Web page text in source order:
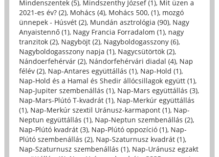
Mindenszentek (5), Mindszenthy József (1), Mit üzen a
2021-es év? (2), Mohács (4), Mohács 500, (1), mozgó
ünnepek - Húsvét (2), Mundán asztrológia (90), Nagy
Anyaistennő (1), Nagy Francia Forradalom (1), nagy
tranzitok (2), Nagyböjt (2), Nagyboldogasszony (6),
Nagyboldogasszony napja (1), Nagycsütörtök (2),
Nándoerfehérvár (2), Nándorfehérvári diadal (4), Nap
félév (2), Nap-Antares együttállás (1), Nap-Hold (1),
Nap-Hold és a Hamal és Shedir állócsillagok együtt (1),
Nap-Jupiter szembenállás (1), Nap-Mars együttállás (3),
Nap-Mars-Plútó T-kvadrát (1), Nap-Merkúr együttállás
(1), Nap-Merkúr szextil Uránusz-karmapont (1), Nap-
Neptun együttállás (1), Nap-Neptun szembenállás (2),
Nap-Plútó kvadrát (3), Nap-Plútó oppozíció (1), Nap-
Plútó szembenállás (2), Nap-Szaturnusz kvadrát (1),
Nap-Szaturnusz szembenállás (1), Nap-Uránusz egzakt